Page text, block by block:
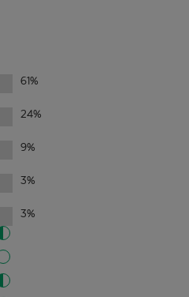
61%
24%
9%
3%
3%